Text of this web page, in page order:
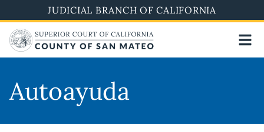
to
main
content
JUDICIAL BRANCH OF CALIFORNIA
Autoayuda